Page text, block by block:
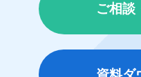
ご相談